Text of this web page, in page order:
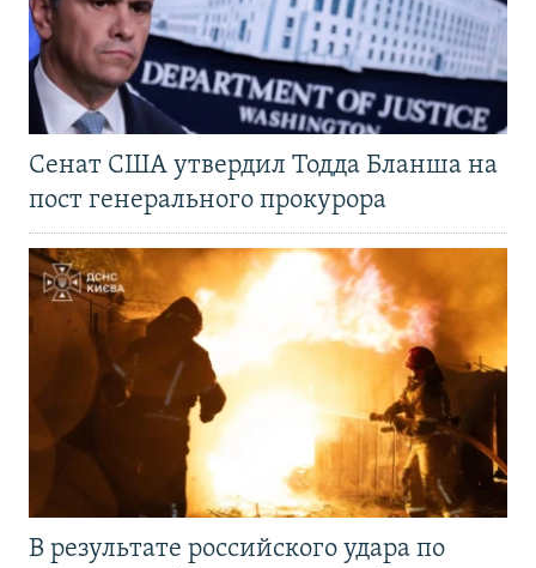
Сенат США утвердил Тодда Бланша на
пост генерального прокурора
В результате российского удара по